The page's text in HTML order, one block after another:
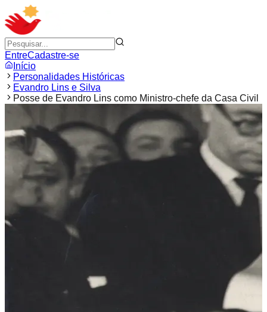
EntreCadastre-se
Início
Personalidades Históricas
Evandro Lins e Silva
Posse de Evandro Lins como Ministro-chefe da Casa Civil